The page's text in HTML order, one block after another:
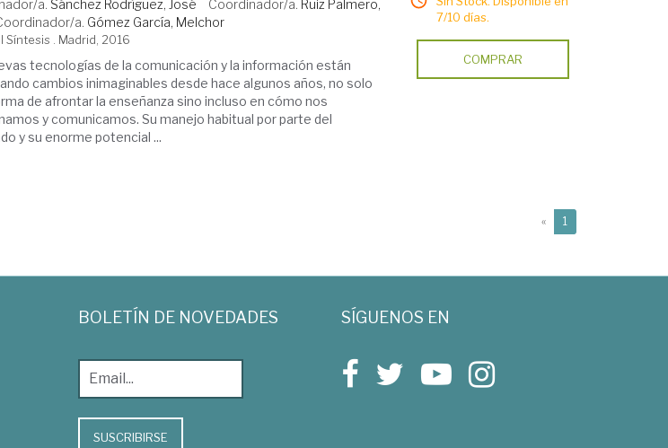
a. Sánchez Rodríguez, José Coordinador/a. Ruiz Palmero,
a. Gómez García, Melchor
Síntesis . Madrid, 2016
tecnologías de la comunicación y la información están
cambios inimaginables desde hace algunos años, no solo
de afrontar la enseñanza sino incluso en cómo nos
y comunicamos. Su manejo habitual por parte del
y su enorme potencial ...
7/10 días.
COMPRAR
« 1
BOLETÍN DE NOVEDADES
SUSCRIBIRSE
SÍGUENOS EN